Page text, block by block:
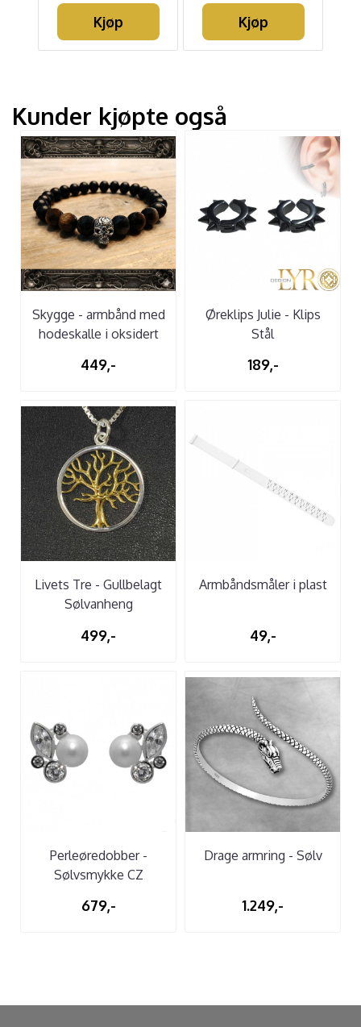
Kjøp Kjøp
Kunder kjøpte også
Skygge - armbånd med
hodeskalle i oksidert
449,-
Øreklips Julie - Klips
Stål
189,-
Livets Tre - Gullbelagt
Sølvanheng
499,-
Armbåndsmåler i plast
49,-
Perleøredobber -
Sølvsmykke CZ
679,-
Drage armring - Sølv
1.249,-